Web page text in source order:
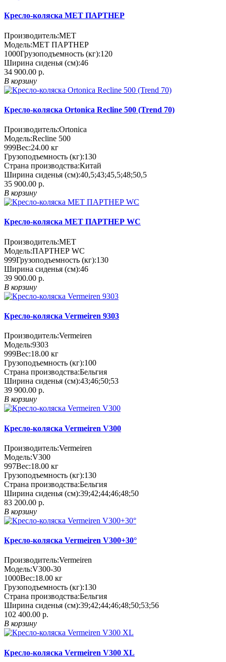
Кресло-коляска МЕТ ПАРТНЕР
Производитель:MET
Модель:МЕТ ПАРТНЕР
1000Грузоподъемность (кг):120
Ширина сиденья (см):46
34 900.00 р.
В корзину
Кресло-коляска Ortonica Recline 500 (Trend 70)
Производитель:Ortonica
Модель:Recline 500
999Вес:24.00 кг
Грузоподъемность (кг):130
Страна производства:Китай
Ширина сиденья (см):40,5;43;45,5;48;50,5
35 900.00 р.
В корзину
Кресло-коляска MET ПАРТНЕР WC
Производитель:MET
Модель:ПАРТНЕР WC
999Грузоподъемность (кг):130
Ширина сиденья (см):46
39 900.00 р.
В корзину
Кресло-коляска Vermeiren 9303
Производитель:Vermeiren
Модель:9303
999Вес:18.00 кг
Грузоподъемность (кг):100
Страна производства:Бельгия
Ширина сиденья (см):43;46;50;53
39 900.00 р.
В корзину
Кресло-коляска Vermeiren V300
Производитель:Vermeiren
Модель:V300
997Вес:18.00 кг
Грузоподъемность (кг):130
Страна производства:Бельгия
Ширина сиденья (см):39;42;44;46;48;50
83 200.00 р.
В корзину
Кресло-коляска Vermeiren V300+30°
Производитель:Vermeiren
Модель:V300-30
1000Вес:18.00 кг
Грузоподъемность (кг):130
Страна производства:Бельгия
Ширина сиденья (см):39;42;44;46;48;50;53;56
102 400.00 р.
В корзину
Кресло-коляска Vermeiren V300 XL